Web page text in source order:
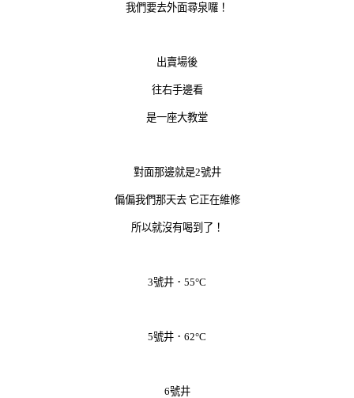
我們要去外面尋泉囉！
出賣場後
往右手邊看
是一座大教堂
對面那邊就是2號井
偏偏我們那天去 它正在維修
所以就沒有喝到了！
3號井． 55°C
5號井． 62°C
6號井